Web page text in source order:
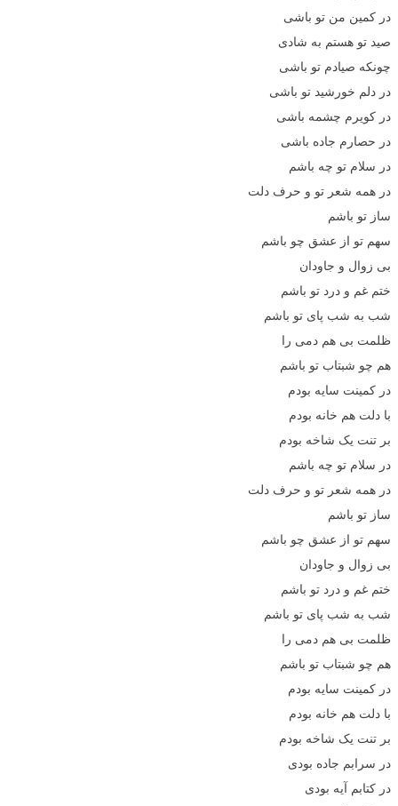
در کمین من تو باشی
صید تو هستم به شادی
چونکه صیادم تو باشی
در دلم خورشید تو باشی
در کویرم چشمه باشی
در حصارم جاده باشی
در سلام تو چه باشم
در همه شعر تو و حرف دلت
ساز تو باشم
سهم تو از عشق چو باشم
بی زوال و جاودان
ختم غم و درد تو باشم
شب به شب پای تو باشم
ظلمت بی هم دمی را
هم چو شبتاب تو باشم
در کمینت سایه بودم
با دلت هم خانه بودم
بر تنت یک شاخه بودم
در سلام تو چه باشم
در همه شعر تو و حرف دلت
ساز تو باشم
سهم تو از عشق چو باشم
بی زوال و جاودان
ختم غم و درد تو باشم
شب به شب پای تو باشم
ظلمت بی هم دمی را
هم چو شبتاب تو باشم
در کمینت سایه بودم
با دلت هم خانه بودم
بر تنت یک شاخه بودم
در سرابم جاده بودی
در کتابم آیه بودی